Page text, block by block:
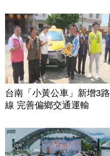
台南「小黃公車」新增3路
線 完善偏鄉交通運輸